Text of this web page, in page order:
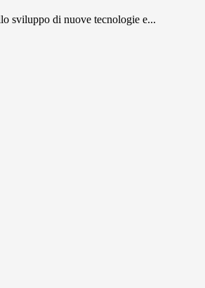
sviluppo di nuove tecnologie e...